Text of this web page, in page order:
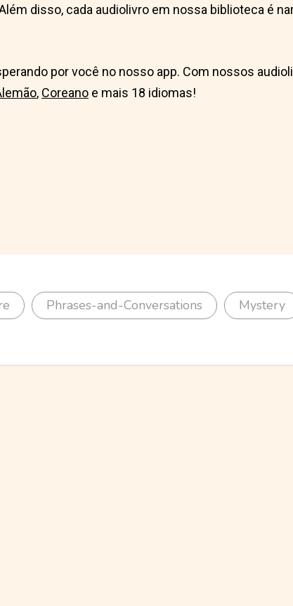
disso, cada audiolivro em nossa biblioteca é
por você no nosso app. Com nossos
, Coreano e mais 18 idiomas!
Phrases-and-Conversations Mystery